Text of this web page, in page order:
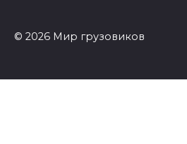
© 2026 Мир грузовиков